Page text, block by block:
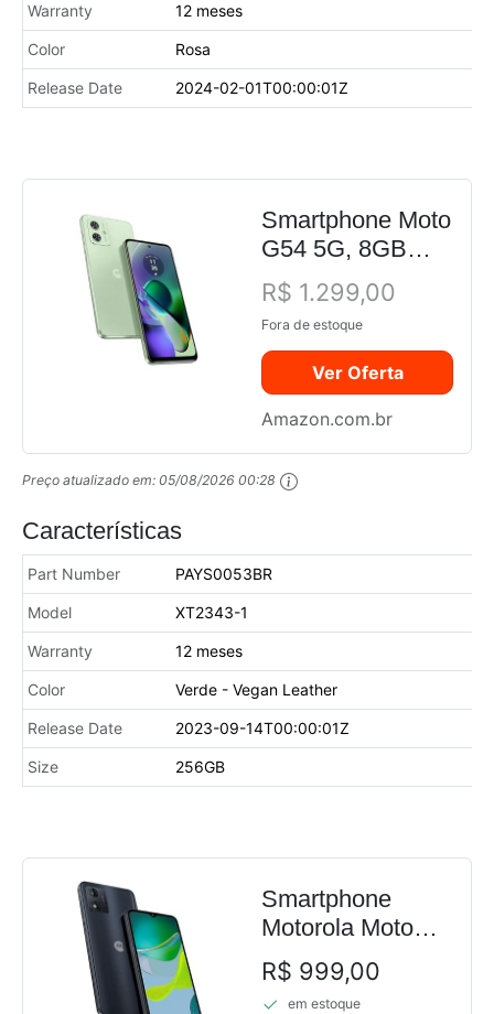
Warranty 12 meses
Color Rosa
Release Date 2024-02-01T00:00:01Z
Smartphone Moto
G54 5G, 8GB
RAM Boost*
256GB Verde -
Vegan Leather
R$ 1.299,00
Fora de estoque
Ver Oferta
Amazon.com.br
Preço atualizado em: 05/08/2026 00:28
Características
Part Number PAYS0053BR
Model XT2343-1
Warranty 12 meses
Color Verde - Vegan Leather
Release Date 2023-09-14T00:00:01Z
Size 256GB
Smartphone
Motorola Moto
E13 4G 64GB
4GB RAM Grafite
R$ 999,00
em estoque